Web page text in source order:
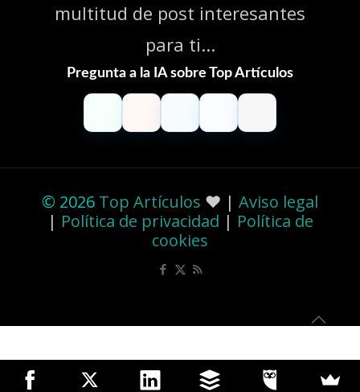
multitud de post interesantes
para ti...
Pregunta a la IA sobre Top Artículos
ChatGPT
ClaudePerplexity
Gemini
Grok
© 2026 Top Artículos ❤️ | Aviso legal
| Política de privacidad | Política de
cookies